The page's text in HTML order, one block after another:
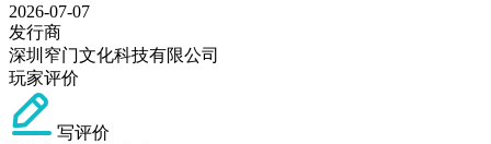
2026-07-07
发行商
深圳窄门文化科技有限公司
玩家评价
写评价